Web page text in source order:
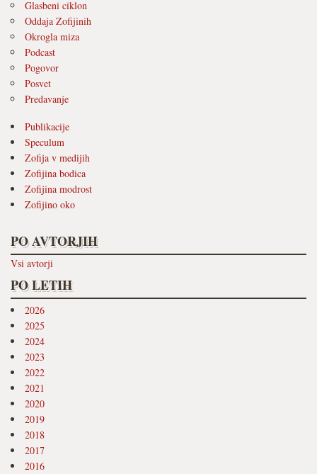
Glasbeni ciklon
Oddaja Zofijinih
Okrogla miza
Podcast
Pogovor
Posvet
Predavanje
Publikacije
Speculum
Zofija v medijih
Zofijina bodica
Zofijina modrost
Zofijino oko
PO AVTORJIH
Vsi avtorji
PO LETIH
2026
2025
2024
2023
2022
2021
2020
2019
2018
2017
2016